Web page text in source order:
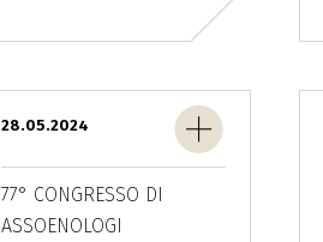
28.05.2024
77° CONGRESSO DI
ASSOENOLOGI